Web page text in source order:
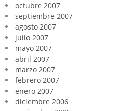
octubre 2007
septiembre 2007
agosto 2007
julio 2007
mayo 2007
abril 2007
marzo 2007
febrero 2007
enero 2007
diciembre 2006